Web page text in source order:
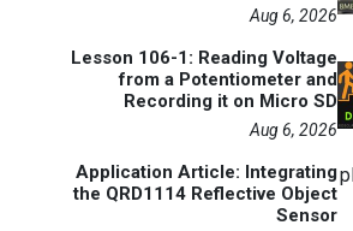
Aug 6, 2026
Lesson 106-1: Reading Voltage
from a Potentiometer and
Recording it on Micro SD
Aug 6, 2026
Application Article: Integrating
the QRD1114 Reflective Object
Sensor